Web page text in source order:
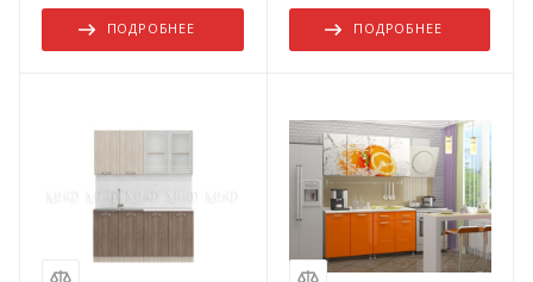
ПОДРОБНЕЕ ПОДРОБНЕЕ